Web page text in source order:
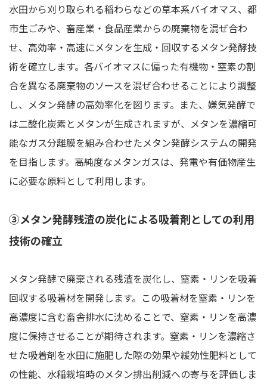
水田から刈り取られる稲わらなどの草本系バイオマス、都
市生ごみや、畜産業・食品産業からの廃棄物を混ぜ合わ
せ、高効率・高速にメタンを生成・回収するメタン発酵技
術を確立します。各バイオマスに偏った有機物・窒素の割
合を異なる廃棄物のソースを混ぜ合わせることにより調整
し、メタン発酵の高効率化を図ります。また、嫌気発酵で
は二酸化炭素とメタンが生成されますが、メタンを濃縮可
能なガス分離膜を組み合わせたメタン発酵システムの開発
を目指します。高純度なメタンガスは、発電や有価物産生
に必要な原料として利用します。
③メタン発酵残渣の炭化による吸着剤としての利用
技術の確立
メタン発酵で廃棄される残渣を炭化し、窒素・リンを吸着
回収する吸着材を開発します。この吸着材を窒素・リンを
高濃度に含む畜舎排水に沈めることで、窒素・リンを高濃
度に保持させることが期待されます。窒素・リンを濃縮さ
せた吸着剤を水田に施肥した際の効果や緩効性肥料として
の性能、水稲栽培時のメタン排出削減への寄与を評価しま